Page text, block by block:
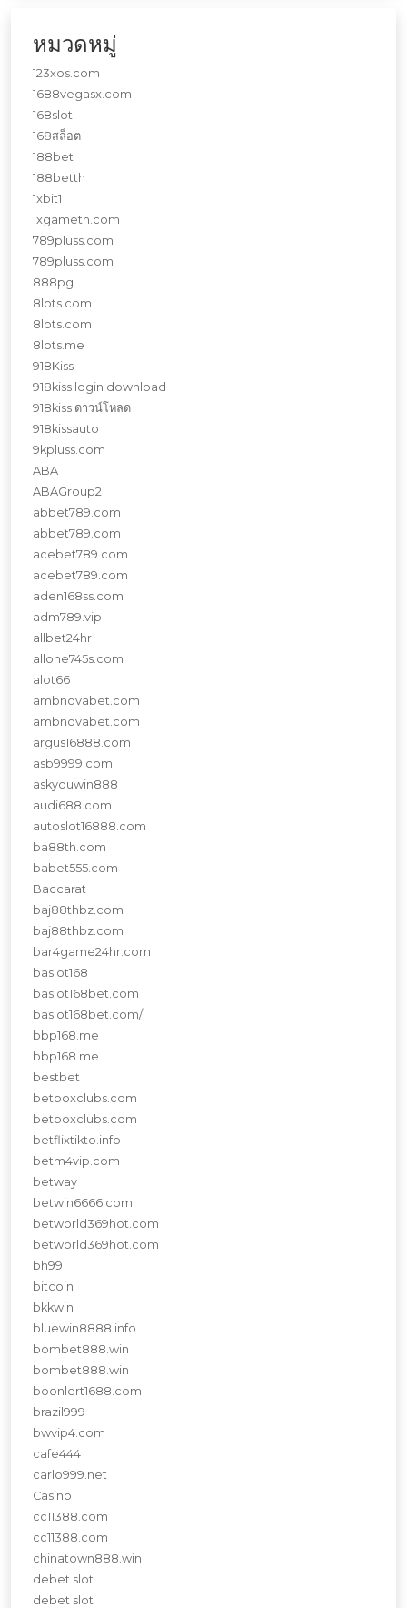
หมวดหมู่
123xos.com
1688vegasx.com
168slot
168สล็อต
188bet
188betth
1xbit1
1xgameth.com
789pluss.com
789pluss.com
888pg
8lots.com
8lots.com
8lots.me
918Kiss
918kiss login download
918kiss ดาวน์โหลด
918kissauto
9kpluss.com
ABA
ABAGroup2
abbet789.com
abbet789.com
acebet789.com
acebet789.com
aden168ss.com
adm789.vip
allbet24hr
allone745s.com
alot66
ambnovabet.com
ambnovabet.com
argus16888.com
asb9999.com
askyouwin888
audi688.com
autoslot16888.com
ba88th.com
babet555.com
Baccarat
baj88thbz.com
baj88thbz.com
bar4game24hr.com
baslot168
baslot168bet.com
baslot168bet.com/
bbp168.me
bbp168.me
bestbet
betboxclubs.com
betboxclubs.com
betflixtikto.info
betm4vip.com
betway
betwin6666.com
betworld369hot.com
betworld369hot.com
bh99
bitcoin
bkkwin
bluewin8888.info
bombet888.win
bombet888.win
boonlert1688.com
brazil999
bwvip4.com
cafe444
carlo999.net
Casino
cc11388.com
cc11388.com
chinatown888.win
debet slot
debet slot